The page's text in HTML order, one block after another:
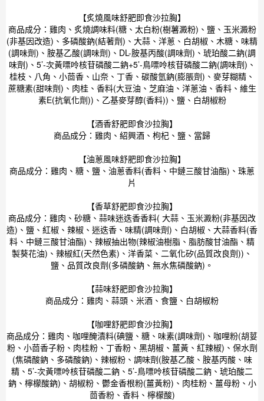
【炙燒風味舒肥即食沙拉胸】
商品成分：雞肉、炙燒調味料(糖、太白粉(樹薯澱粉)、鹽、玉米澱粉
(非基因改造)、多磷酸鈉(結著劑)、大蒜、洋蔥、白胡椒、木糖、味精
(調味劑)、胺基乙酸(調味劑)、DL-胺基丙酸(調味劑)、琥珀酸二鈉(調
味劑)、5’-次黃嘌呤核苷磷酸二鈉+5’-鳥嘌呤核苷磷酸二鈉(調味劑)、
桂枝、八角、小茴香、山奈、丁香、碳酸氫鈉(膨脹劑)、麥芽糊精、
蔗糖素(甜味劑)、肉桂、香料(大豆油、芝麻油、洋蔥油、香料、維生
素E(抗氧化劑))、乙基麥芽醇(香料))、鹽、白胡椒粉
【酒香舒肥即食沙拉胸】
商品成分：雞肉、紹興酒、枸杞、鹽、當歸
【油蔥風味舒肥即食沙拉胸】
商品成分：雞肉、糖、鹽、油蔥香料(香料、中鏈三酸甘油酯)、珠蔥
片
【香草舒肥即食沙拉胸】
商品成分：雞肉、砂糖、蒜味迷迭香香料( 大蒜、玉米澱粉(非基因改
造)、鹽、紅椒、辣椒、迷迭香、味精(調味劑)、白胡椒、大蒜香料(香
料、中鏈三酸甘油酯)、辣椒抽出物(辣椒油樹脂、脂肪酸甘油酯、精
製葵花油)、辣椒紅(天然色素)、洋香菜、二氧化矽(品質改良劑))、
鹽、品質改良劑(多磷酸鈉、無水焦磷酸鈉)。
【蒜味舒肥即食沙拉胸】
商品成分：雞肉、蒜頭、米酒、食鹽、白胡椒粉
【咖哩舒肥即食沙拉胸】
商品成分：雞肉、咖哩醃漬料(碘鹽、糖、味素(調味劑)、咖哩粉(胡荽
粉、小茴香子粉、肉桂粉、丁香粉、黑胡椒、薑黃、紅辣椒)、保水劑
(焦磷酸鈉、多磷酸鈉)、辣椒粉、調味劑(胺基乙酸、胺基丙酸、味
精、5’-次黃嘌呤核苷磷酸二鈉、5’-鳥嘌呤核苷磷酸二鈉、琥珀酸二
鈉、檸檬酸鈉)、胡椒粉、鬱金香根粉(薑黃粉)、肉桂粉、薑母粉、小
茴香粉、香料、檸檬酸)